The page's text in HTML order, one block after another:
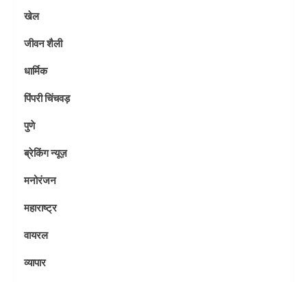
खेल
जीवन शैली
धार्मिक
पिंपरी चिंचवड़
पुणे
ब्रेकिंग न्यूज़
मनोरंजन
महाराष्ट्र
वायरल
व्यापार